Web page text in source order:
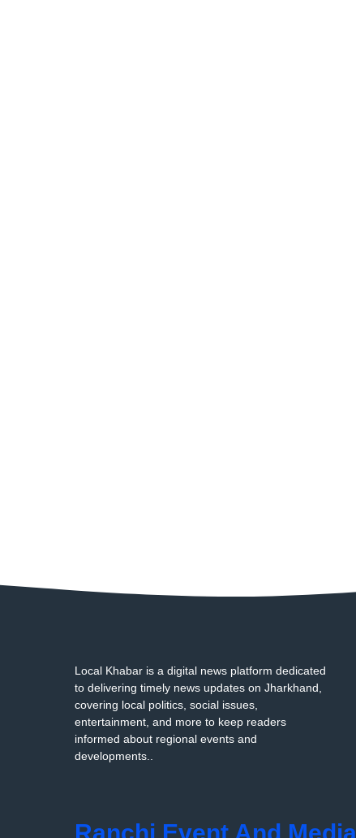
Local Khabar is a digital news platform dedicated
to delivering timely news updates on Jharkhand,
covering local politics, social issues,
entertainment, and more to keep readers
informed about regional events and
developments..